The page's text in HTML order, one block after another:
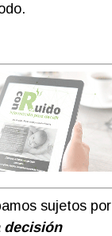
sujetos por
decisión